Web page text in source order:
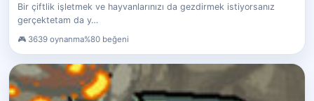
Bir çiftlik işletmek ve hayvanlarınızı da gezdirmek istiyorsanız
gerçektetam da y…
3639 oynanma%80 beğeni